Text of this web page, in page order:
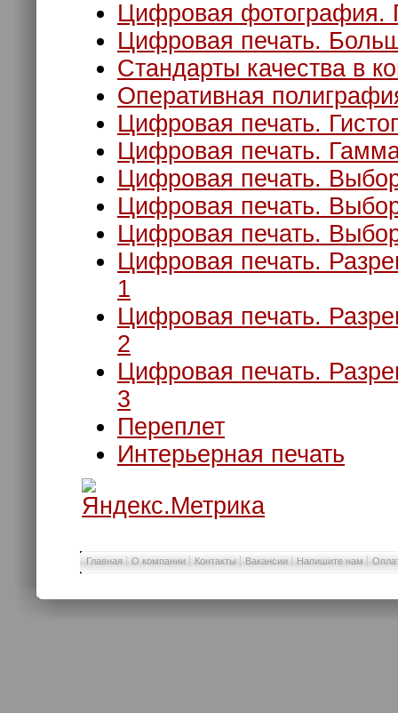
Цифровая фотография.
Цифровая печать.
Стандарты качества в
Оперативная
Цифровая печать.
Цифровая печать.
Цифровая печать.
Цифровая печать.
Цифровая печать.
Цифровая печать.
1
Цифровая печать.
2
Цифровая печать.
3
Переплет
Интерьерная печать
Главная О компании Контакты Вакансии Напишите нам